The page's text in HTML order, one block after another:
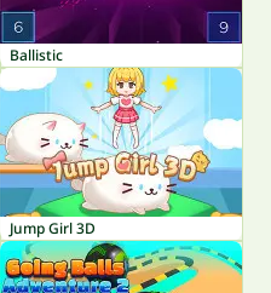
Ballistic
Jump Girl 3D